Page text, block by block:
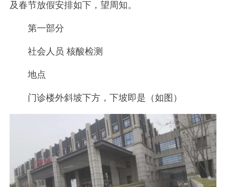
及春节放假安排如下，望周知。
第一部分
社会人员 核酸检测
地点
门诊楼外斜坡下方，下坡即是（如图）